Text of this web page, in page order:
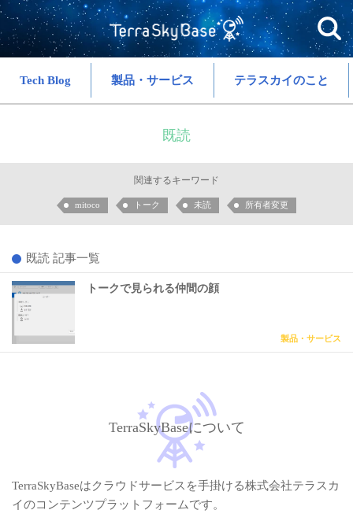
Tech Blog 製品・サービス テラスカイのこと
既読
関連するキーワード
mitoco トーク 未読 所有者変更
既読 記事一覧
トークで見られる仲間の顔
製品・サービス
TerraSkyBaseについて
TerraSkyBaseはクラウドサービスを手掛ける株式会社テラスカ
イのコンテンツプラットフォームです。